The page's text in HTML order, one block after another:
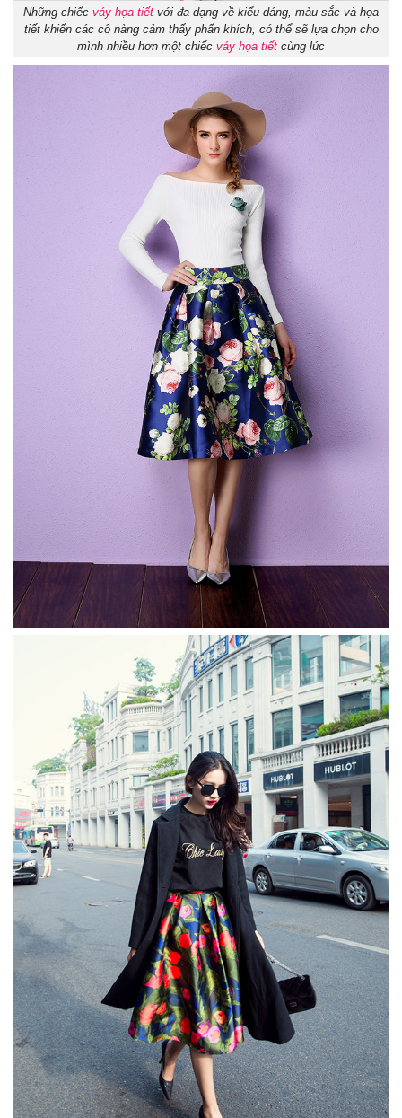
Những chiếc váy họa tiết với đa dạng về kiểu dáng, màu sắc và họa
tiết khiến các cô nàng cảm thấy phấn khích, có thể sẽ lựa chọn cho
mình nhiều hơn một chiếc váy họa tiết cùng lúc